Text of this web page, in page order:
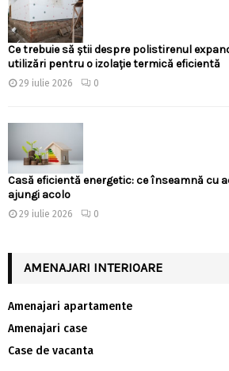
Ce trebuie să știi despre polistirenul
utilizări pentru o izolație termică eficientă
29 iulie 2026 0
Casă eficientă energetic: ce înseamnă cu
ajungi acolo
29 iulie 2026 0
AMENAJARI INTERIOARE
Amenajari apartamente
Amenajari case
Case de vacanta